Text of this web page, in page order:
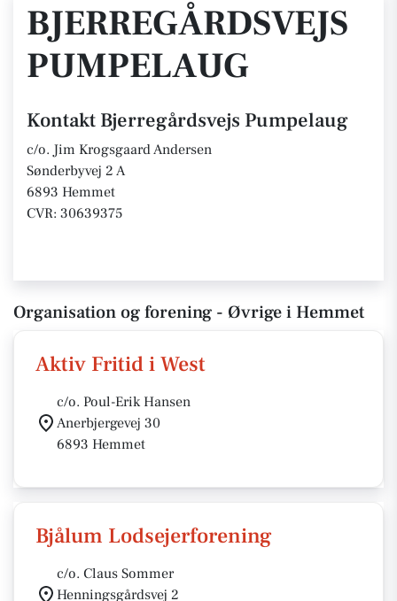
BJERREGÅRDSVEJS
PUMPELAUG
Kontakt Bjerregårdsvejs Pumpelaug
c/o. Jim Krogsgaard Andersen
Sønderbyvej 2 A
6893 Hemmet
CVR: 30639375
Organisation og forening - Øvrige i Hemmet
Aktiv Fritid i West
c/o. Poul-Erik Hansen
Anerbjergevej 30
6893 Hemmet
Bjålum Lodsejerforening
c/o. Claus Sommer
Henningsgårdsvej 2